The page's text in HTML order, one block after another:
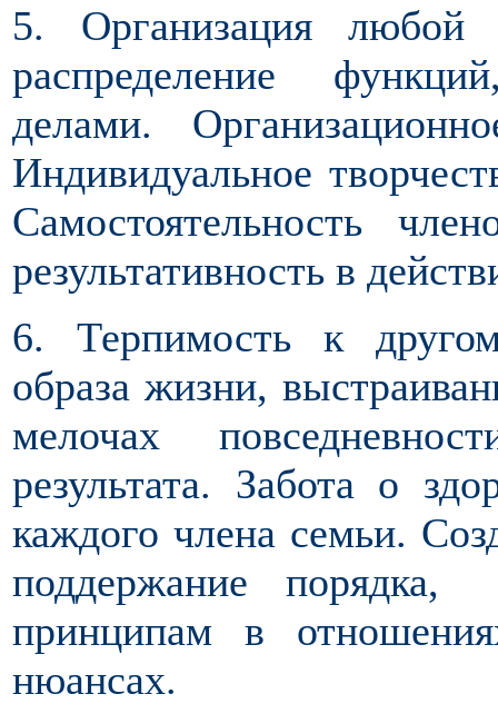
5. Организация любой
распределение
делами.
Индивидуальное
Самостоятельность
результативность в
6. Терпимость к
образа жизни,
мелочах
результата. Забота о
каждого члена семьи.
поддержание
принципам в
нюансах.